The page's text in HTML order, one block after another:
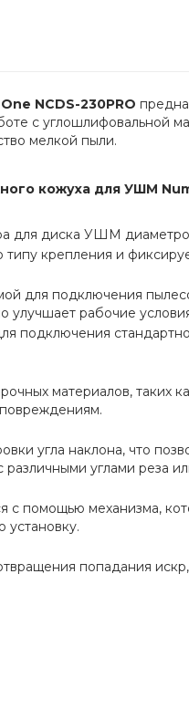
NCDS-230PRO
с углошлифовальной
мелкой пыли.
кожуха для УШМ
для диска УШМ
крепления и
для подключения
улучшает рабочие
подключения
материалов, таких
угла наклона, что
различными углами реза
с помощью механизма,
попадания